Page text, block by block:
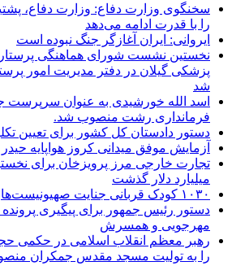
سخنگوی وزارت دفاع: وزارت دفاع،
را با قدرت ادامه می‌دهد
ایروانی: ایران آغازگر جنگ نبوده است
نخستین نشست شورای هماهنگی
پزشکی گیلان در دفتر مدیریت امور
شد
اسد الله خورشیدی به عنوان سرپرست
فرمانداری رشت منصوب شد.
دستور دادستان کل کشور برای تعیین
آزمایش موفق میدانی کروز هواپایه حیدر
تجارت خارجی مرز پرویزخان برای
میلیارد دلار گذشت
۱۰۳۰ کودک قربانی جنایت صهیونیست‌ها
دستور رئیس جمهور برای پیگیری
مهرجویی و همسرش
رهبر معظم انقلاب اسلامی در حکمی
را به تولیت مسجد مقدس جمکران